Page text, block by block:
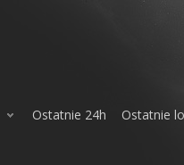
Ostatnie 24h Ostatnie